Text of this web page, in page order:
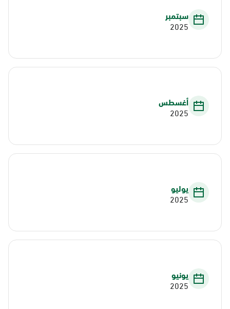
سبتمبر
2025
أغسطس
2025
يوليو
2025
يونيو
2025